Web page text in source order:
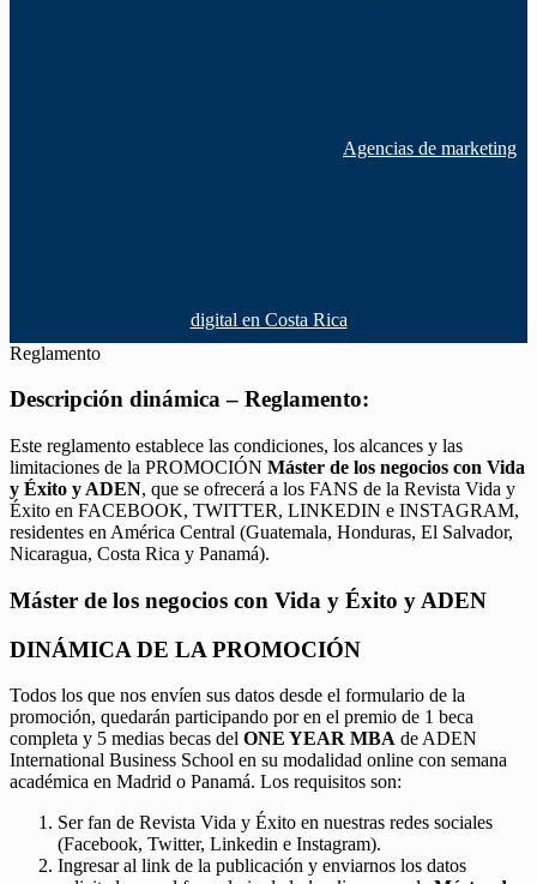
Agencias de marketing
digital en Costa Rica
Reglamento
Descripción dinámica – Reglamento:
Este reglamento establece las condiciones, los alcances y las
limitaciones de la PROMOCIÓN Máster de los negocios con Vida
y Éxito y ADEN, que se ofrecerá a los FANS de la Revista Vida y
Éxito en FACEBOOK, TWITTER, LINKEDIN e INSTAGRAM,
residentes en América Central (Guatemala, Honduras, El Salvador,
Nicaragua, Costa Rica y Panamá).
Máster de los negocios con Vida y Éxito y ADEN
DINÁMICA DE LA PROMOCIÓN
Todos los que nos envíen sus datos desde el formulario de la
promoción, quedarán participando por en el premio de 1 beca
completa y 5 medias becas del ONE YEAR MBA de ADEN
International Business School en su modalidad online con semana
académica en Madrid o Panamá. Los requisitos son:
Ser fan de Revista Vida y Éxito en nuestras redes sociales
(Facebook, Twitter, Linkedin e Instagram).
Ingresar al link de la publicación y enviarnos los datos